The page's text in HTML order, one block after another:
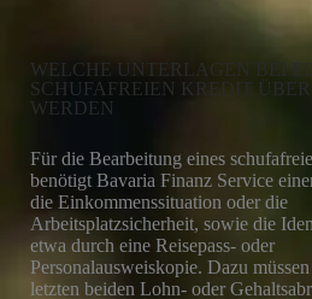
WELCHE UNTERLAGEN BEI
SCHUFAFREIEN KREDIT
WERDEN
Für die Bearbeitung eines
benötigt Bavaria Finanz Service
die Einkommenssituation oder die
Arbeitsplatzsicherheit, sowie die
etwa durch eine Reisepass- oder
Personalausweiskopie. Dazu
letzten beiden Lohn- oder